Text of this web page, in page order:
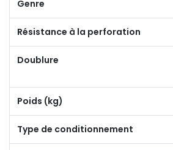
Genre
Résistance à la perforation
Doublure
Poids (kg)
Type de conditionnement